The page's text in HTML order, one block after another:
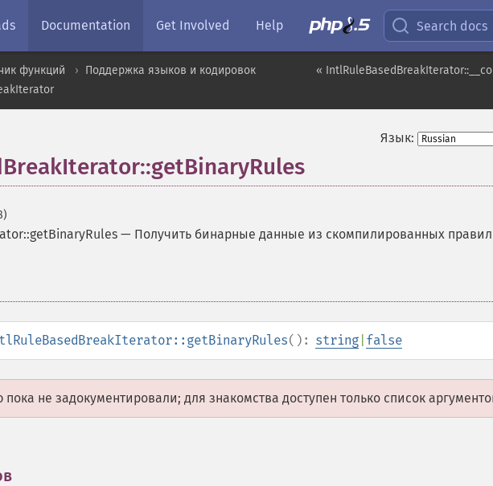
Documentation Get Involved Help Search docs
«
функций
Поддержка языков и кодировок
Язык:
— Получить бинарные данные из скомпилированных правил
(): string false
не задокументировали; для знакомства доступен только список